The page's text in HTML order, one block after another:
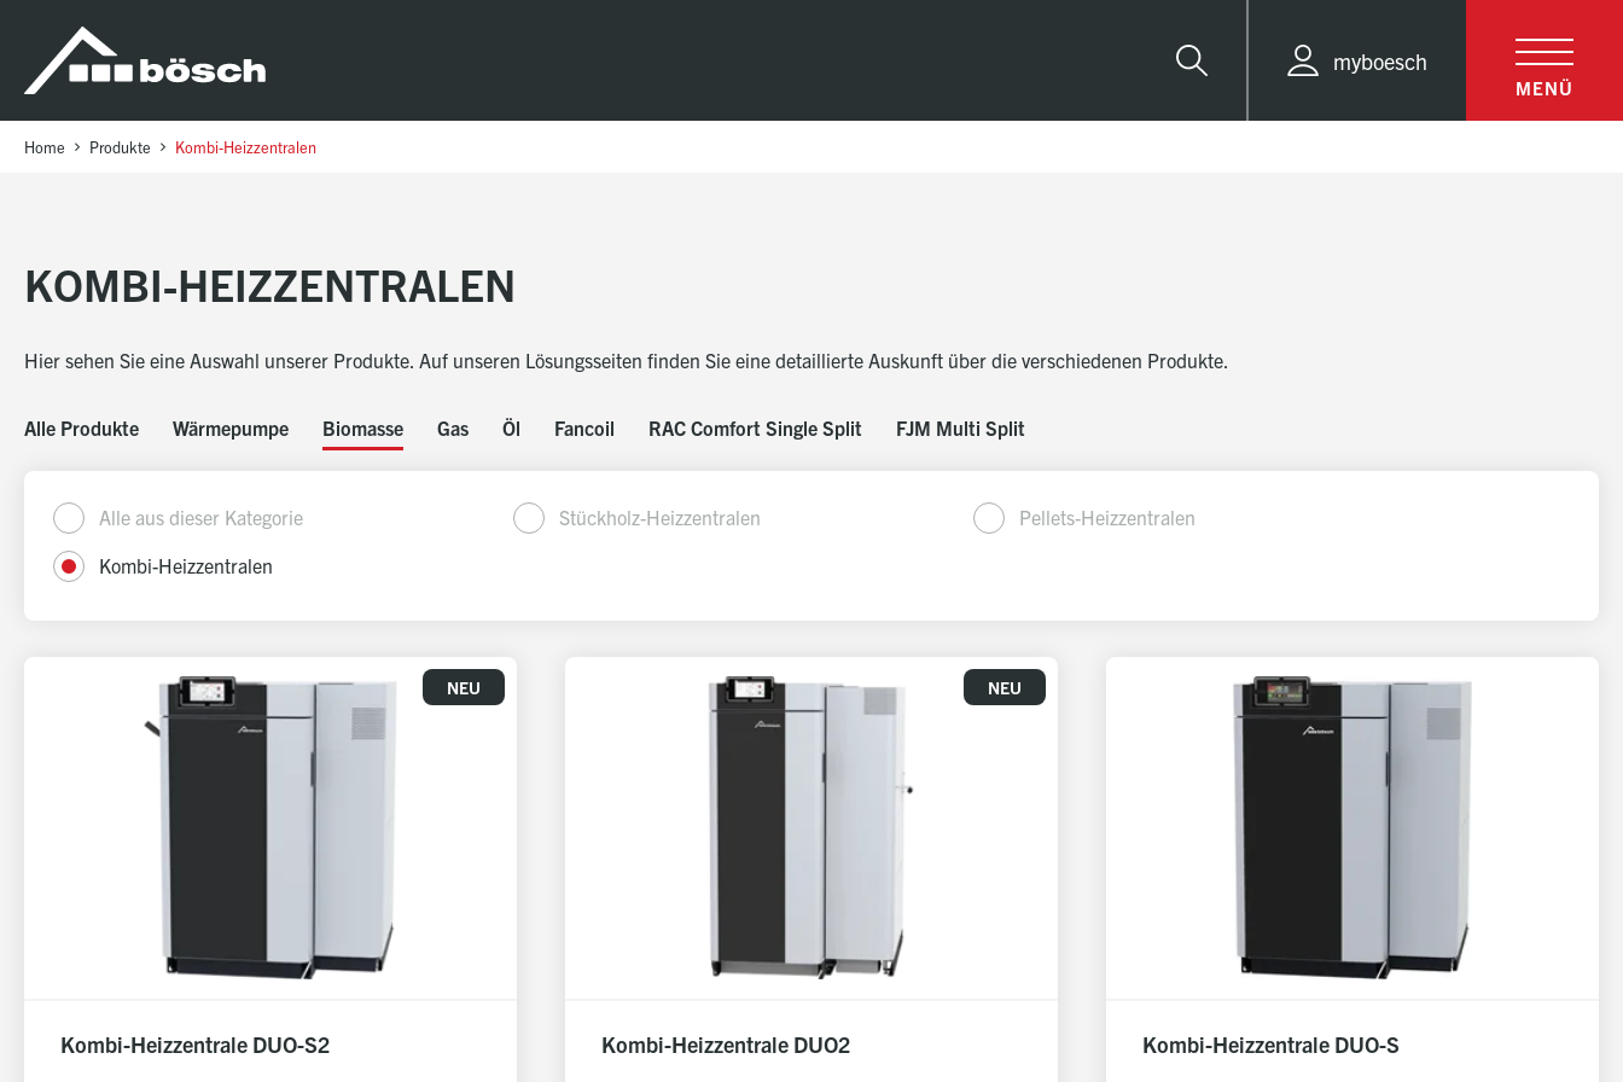
sr.skip-to.main-content
sr.skip-to.table-of-contents
sr.skip-to.main-navigation
Suche
myboesch
MENÜ
Home Produkte Kombi-Heizzentralen
KOMBI-HEIZZENTRALEN
Hier sehen Sie eine Auswahl unserer Produkte. Auf unseren Lösungsseiten finden Sie eine detaillierte Auskunft über die verschiedenen Produkte.
Alle Produkte Wärmepumpe Biomasse Gas Öl Fancoil RAC Comfort Single Split FJM Multi Split
Alle aus dieser Kategorie Stückholz-Heizzentralen
Pellets-Heizzentralen
Kombi-Heizzentralen
NEU
Kombi-Heizzentrale DUO-S2
NEU
Kombi-Heizzentrale DUO2 Kombi-Heizzentrale DUO-S